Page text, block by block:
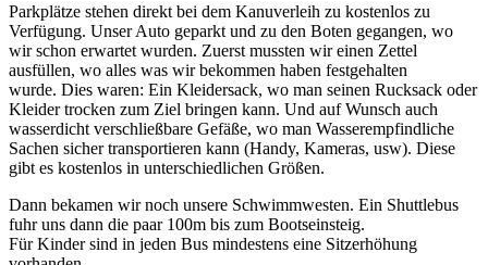
Parkplätze stehen direkt bei dem Kanuverleih zu kostenlos zu
Verfügung. Unser Auto geparkt und zu den Boten gegangen, wo
wir schon erwartet wurden. Zuerst mussten wir einen Zettel
ausfüllen, wo alles was wir bekommen haben festgehalten
wurde. Dies waren: Ein Kleidersack, wo man seinen Rucksack oder
Kleider trocken zum Ziel bringen kann. Und auf Wunsch auch
wasserdicht verschließbare Gefäße, wo man Wasserempfindliche
Sachen sicher transportieren kann (Handy, Kameras, usw). Diese
gibt es kostenlos in unterschiedlichen Größen.
Dann bekamen wir noch unsere Schwimmwesten. Ein Shuttlebus
fuhr uns dann die paar 100m bis zum Bootseinsteig.
Für Kinder sind in jeden Bus mindestens eine Sitzerhöhung